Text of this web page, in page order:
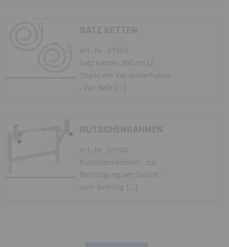
SATZ KETTEN
Art.-Nr. 01903
Satz Ketten 200 cm (2
Stück) mit Karabinerhaken
- zur Befe [...]
RUTSCHENRAHMEN
Art.-Nr. 01904
Rutschenrahmen - zur
Befestigung am Gerüst -
zum Befestig [...]